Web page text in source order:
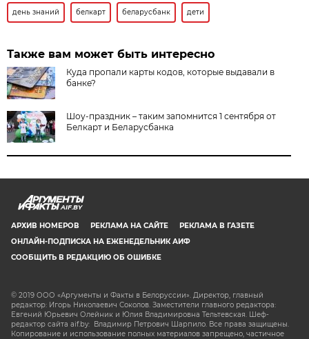
день знаний белкарт беларусбанк дети
Также вам может быть интересно
Куда пропали карты кодов, которые выдавали в
банке?
Шоу-праздник – таким запомнится 1 сентября от
Белкарт и Беларусбанка
AIF.BY
АРХИВ НОМЕРОВ РЕКЛАМА НА САЙТЕ
РЕКЛАМА В ГАЗЕТЕ
ОНЛАЙН-ПОДПИСКА НА ЕЖЕНЕДЕЛЬНИК АИФ
СООБЩИТЬ В РЕДАКЦИЮ ОБ ОШИБКЕ
© 2019 ООО «Аргументы и Факты в Белоруссии». Директор, главный
редактор: Игорь Николаевич Соколов. Заместители главного редактора:
Евгений Юрьевич Олейник и Юлия Владимировна Тельтевская. Шеф-
редактор сайта aif.by: Владимир Петрович Шарпило. Все права защищены.
Копирование и использование полных материалов запрещено, частичное